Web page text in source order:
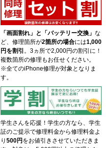
「画面割れ」と「バッテリー交換」 な
ど、修理箇所が2箇所の場合には1,000
円を割引 。3ヵ所で2,000円の割引に！
複数箇所の修理もお任せください。
※全てのiPhone修理が対象となりま
す。
学生さんを応援！学生の方なら、学生
証のご提示で修理料金から修理料金よ
り 500円 をお値引きさせていただきま